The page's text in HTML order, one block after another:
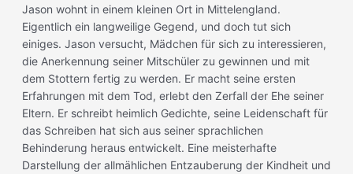
Jason wohnt in einem kleinen Ort in Mittelengland.
Eigentlich ein langweilige Gegend, und doch tut sich
einiges. Jason versucht, Mädchen für sich zu interessieren,
die Anerkennung seiner Mitschüler zu gewinnen und mit
dem Stottern fertig zu werden. Er macht seine ersten
Erfahrungen mit dem Tod, erlebt den Zerfall der Ehe seiner
Eltern. Er schreibt heimlich Gedichte, seine Leidenschaft für
das Schreiben hat sich aus seiner sprachlichen
Behinderung heraus entwickelt. Eine meisterhafte
Darstellung der allmählichen Entzauberung der Kindheit und